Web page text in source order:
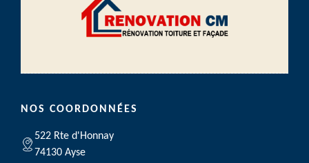
NOS COORDONNÉES
522 Rte d'Honnay
74130 Ayse